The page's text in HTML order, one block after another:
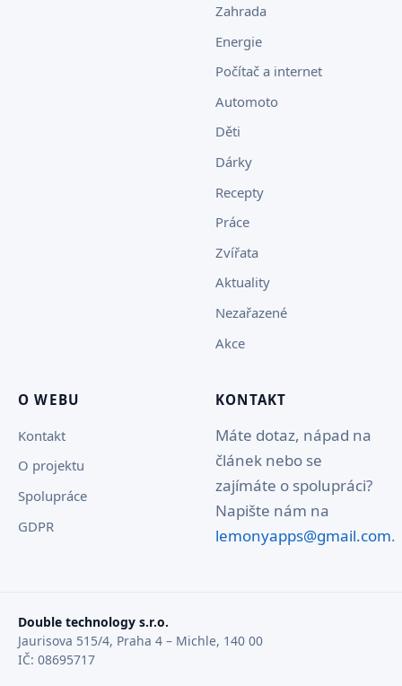
Zahrada
Energie
Počítač a internet
Automoto
Děti
Dárky
Recepty
Práce
Zvířata
Aktuality
Nezařazené
Akce
O WEBU
Kontakt
O projektu
Spolupráce
GDPR
KONTAKT
Máte dotaz, nápad na
článek nebo se
zajímáte o spolupráci?
Napište nám na
lemonyapps@gmail.com.
Double technology s.r.o.
Jaurisova 515/4, Praha 4 – Michle, 140 00
IČ: 08695717